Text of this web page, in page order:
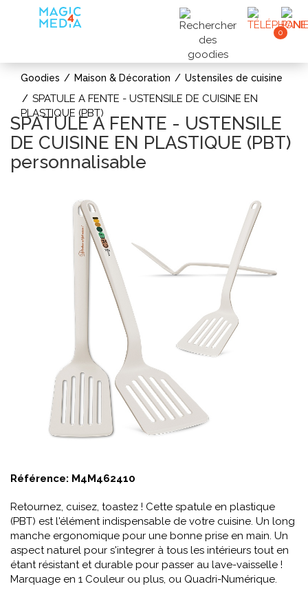
0
Goodies Maison & Décoration Ustensiles de cuisine
SPATULE A FENTE - USTENSILE DE CUISINE EN
PLASTIQUE (PBT)
SPATULE A FENTE - USTENSILE
DE CUISINE EN PLASTIQUE (PBT)
personnalisable
Référence: M4M462410
Retournez, cuisez, toastez ! Cette spatule en plastique
(PBT) est l'élément indispensable de votre cuisine. Un long
manche ergonomique pour une bonne prise en main. Un
aspect naturel pour s'integrer à tous les intérieurs tout en
étant résistant et durable pour passer au lave-vaisselle !
Marquage en 1 Couleur ou plus, ou Quadri-Numérique.